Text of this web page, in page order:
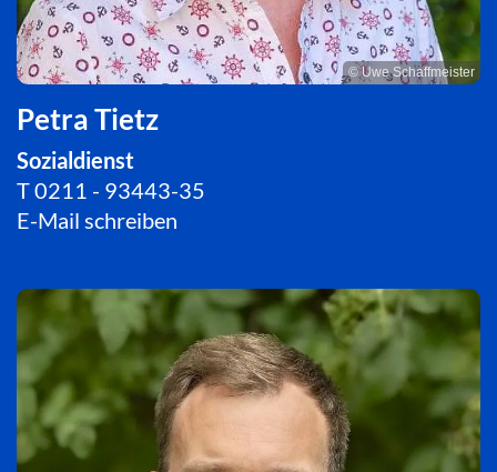
© Uwe Schaffmeister
Petra Tietz
Sozialdienst
T0211 - 93443-35
E-Mail schreiben